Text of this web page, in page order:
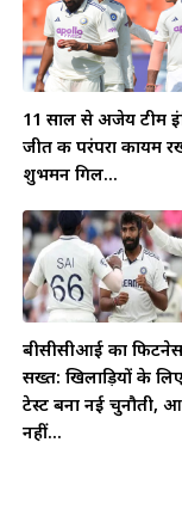
11 साल से अजेय टीम
जीत की परंपरा कायम
शुभमन गिल...
बीसीसीआई का फिटनेस
सख्त: खिलाड़ियों के लिए
टेस्ट बना नई चुनौती,
नहीं...